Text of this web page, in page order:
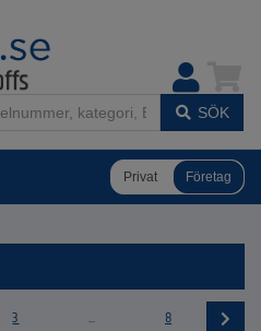
SÖK
Privat Företag
3 ... 8